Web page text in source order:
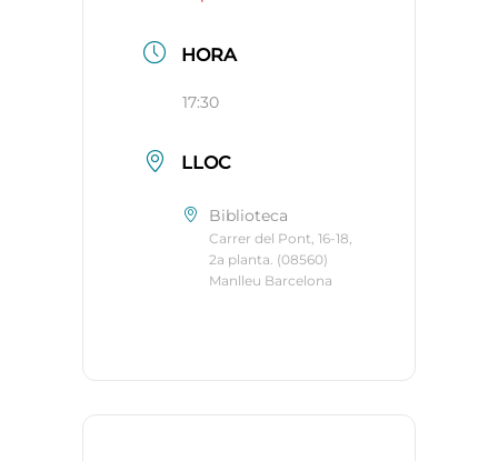
HORA
17:30
LLOC
Biblioteca
Carrer del Pont, 16-18,
2a planta. (08560)
Manlleu Barcelona